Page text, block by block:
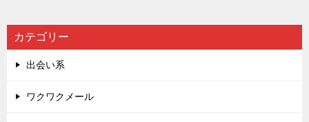
カテゴリー
出会い系
ワクワクメール